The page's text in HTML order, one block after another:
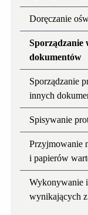
Doręczanie
Sporządzanie
dokumentów
Sporządzanie
innych
Spisywanie
Przyjmowanie
i papierów
Wykonywanie
wynikających